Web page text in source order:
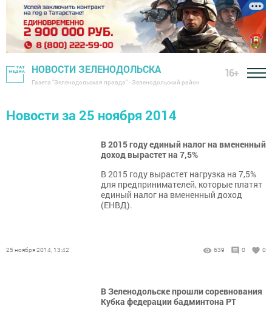
НОВОСТИ ЗЕЛЕНОДОЛЬСКА
Газета "Зеленодольская правда" - Зеленодольский район
16+
Новости за 25 ноября 2014
В 2015 году единый налог на вмененный
доход вырастет на 7,5%
В 2015 году вырастет нагрузка на 7,5%
для предпринимателей, которые платят
единый налог на вмененный доход
(ЕНВД).
25 ноября 2014, 13:42 639 0 0
В Зеленодольске прошли соревнования
Кубка федерации бадминтона РТ